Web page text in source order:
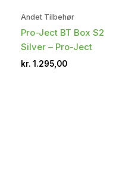
Andet Tilbehør
Pro-Ject BT Box S2
Silver – Pro-Ject
kr. 1.295,00